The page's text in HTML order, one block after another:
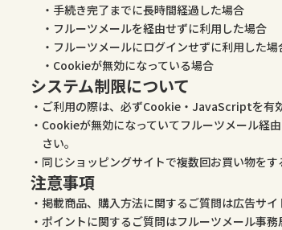
手続き完了までに長時間経過した場合
フルーツメールを経由せずに利用した場合
フルーツメールにログインせずに利用した場
Cookieが無効になっている場合
システム制限について
ご利用の際は、必ずCookie・JavaScriptを有
Cookieが無効になっていてフルーツメール経
さい。
同じショッピングサイトで複数回お買い物を
注意事項
掲載商品、購入方法に関するご質問は広告サイ
ポイントに関するご質問はフルーツメール事務